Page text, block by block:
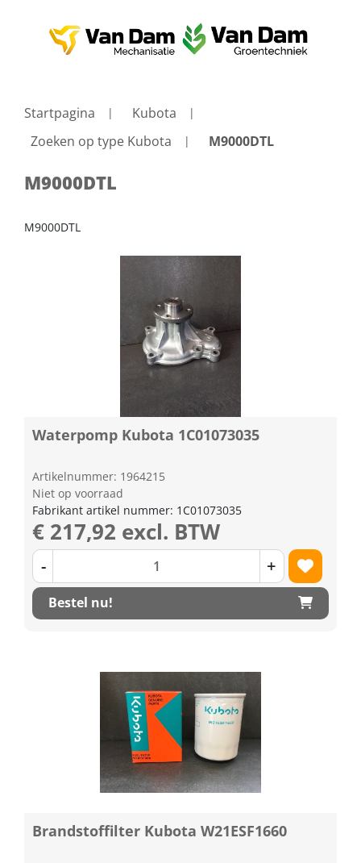
Startpagina
Kubota
Zoeken op type Kubota
M9000DTL
M9000DTL
M9000DTL
Waterpomp Kubota 1C01073035
Artikelnummer: 1964215
Niet op voorraad
Fabrikant artikel nummer: 1C01073035
€ 217,92 excl. BTW
- +
Bestel nu!
Brandstoffilter Kubota W21ESF1660